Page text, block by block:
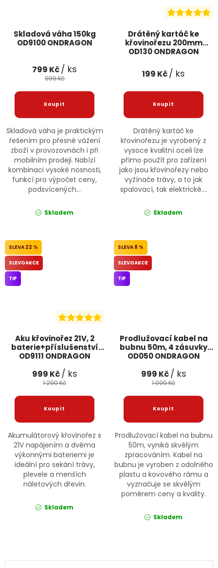
Skladová váha 150kg
OD9100 ONDRAGON
799 Kč/ ks
999 Kč
Skladová váha je praktickým
řešením pro přesné vážení
zboží v provozovnách i při
mobilním prodeji. Nabízí
kombinaci vysoké nosnosti,
funkcí pro výpočet ceny,
podsvícených...
Skladem
Drátěný kartáč ke
křovinořezu 200mm
OD130 ONDRAGON
199 Kč/ ks
Drátěný kartáč ke
křovinořezu je vyrobený z
vysoce kvalitní oceli lze
přímo použít pro zařízení
jako jsou křovinořezy nebo
vyžínače trávy, a to jak
spalovací, tak elektrické....
Skladem
Aku křovinořez 21V, 2
baterie+příslušenství
OD9111 ONDRAGON
22 %
SLEVOAKCE
TIP
999 Kč/ ks
1 290 Kč
Akumulátorový křovinořez s
21V napájením a dvěma
výkonnými bateriemi je
ideální pro sekání trávy,
plevele a menších
náletových dřevin.
Skladem
Prodlužovací kabel na
bubnu 50m, 4 zásuvky
OD050 ONDRAGON
8 %
SLEVOAKCE
TIP
999 Kč/ ks
1 090 Kč
Prodlužovací kabel na bubnu
50m, vyniká skvělým
zpracováním. Kabel na
bubnu je vyroben z odolného
plastu a kovového rámu a
vyznačuje se skvělým
poměrem ceny a kvality.
Skladem